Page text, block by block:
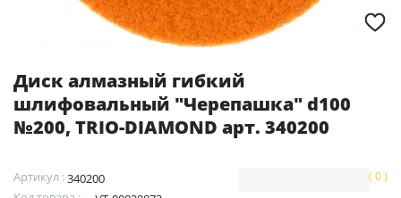
Диск алмазный гибкий
шлифовальный "Черепашка" d100
№200, TRIO-DIAMOND арт. 340200
Артикул :340200
( 0 )